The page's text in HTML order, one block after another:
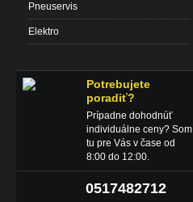
Pneuservis
Elektro
Potrebujete
poradiť?
Prípadne dohodnúť
individuálne ceny? Som
tu pre Vás v čase od
8:00 do 12:00.
0517482712